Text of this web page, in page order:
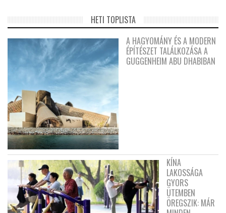
HETI TOPLISTA
A HAGYOMÁNY ÉS A MODERN
ÉPÍTÉSZET TALÁLKOZÁSA A
GUGGENHEIM ABU DHABIBAN
KÍNA
LAKOSSÁGA
GYORS
ÜTEMBEN
ÖREGSZIK: MÁR